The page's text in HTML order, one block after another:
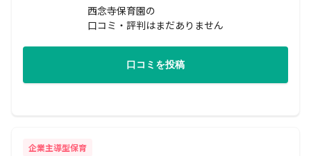
西念寺保育園の
口コミ・評判はまだありません
口コミを投稿
企業主導型保育